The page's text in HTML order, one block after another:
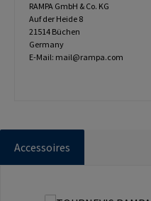
RAMPA GmbH & Co. KG
Auf der Heide 8
21514 Büchen
Germany
E-Mail: mail@rampa.com
Accessoires